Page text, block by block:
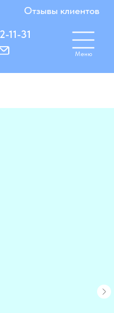
Отзывы клиентов
Меню
11-31